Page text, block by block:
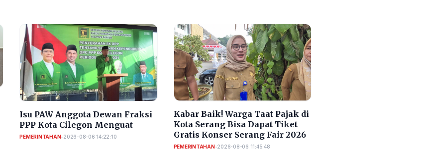
Isu PAW Anggota Dewan Fraksi
PPP Kota Cilegon Menguat
PEMERINTAHAN•2026-08-06 14:22:10
Kabar Baik! Warga Taat Pajak di
Kota Serang Bisa Dapat Tiket
Gratis Konser Serang Fair 2026
PEMERINTAHAN•2026-08-06 11:45:48